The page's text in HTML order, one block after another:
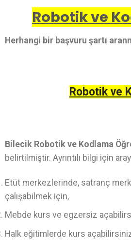
Robotik ve
Herhangi bir başvuru şartı
Robotik ve
Bilecik Robotik ve Kodlama
belirtilmiştir. Ayrıntılı bilgi için
Etüt merkezlerinde, satranç
çalışabilmek için,
Mebde kurs ve egzersiz
Halk eğitimlerde kurs